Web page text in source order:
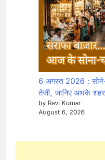
6 अगस्त 2026 : सोने-
तेजी, जानिए आपके शहर
by Ravi Kumar
August 6, 2026